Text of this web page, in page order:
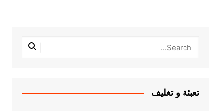
تعبئة و تغليف